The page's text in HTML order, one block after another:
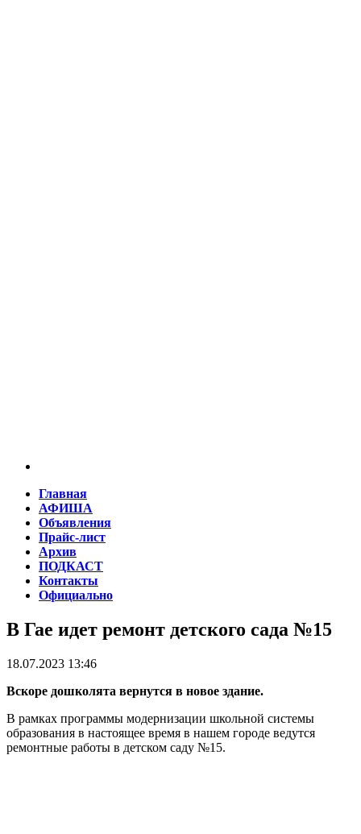
Главная
АФИША
Объявления
Прайс-лист
Архив
ПОДКАСТ
Контакты
Официально
В Гае идет ремонт детского сада №15
18.07.2023 13:46
Вскоре дошколята вернутся в новое здание.
В рамках программы модернизации школьной системы
образования в настоящее время в нашем городе ведутся
ремонтные работы в детском саду №15.